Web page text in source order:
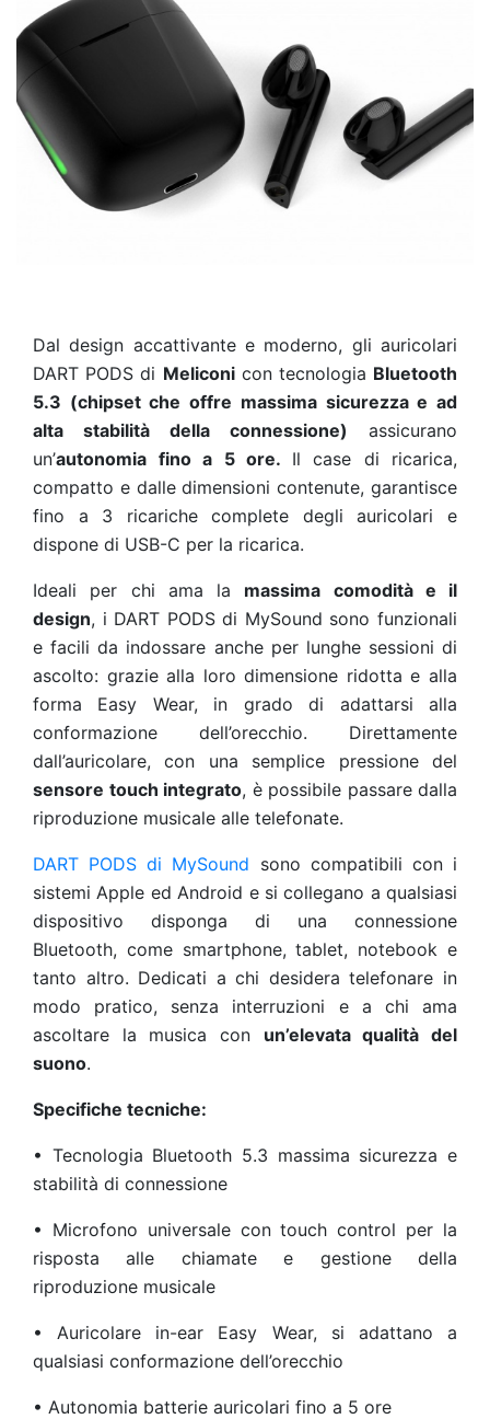
Dal design accattivante e moderno, gli auricolari
DART PODS di Meliconicon tecnologia Bluetooth
5.3 (chipset che offre massima sicurezza e ad
alta stabilità della connessione) assicurano
un’autonomia fino a 5 ore. Il case di ricarica,
compatto e dalle dimensioni contenute, garantisce
fino a 3 ricariche complete degli auricolari e
dispone di USB-C per la ricarica.
Ideali per chi ama la massima comodità e il
design, i DART PODS di MySound sono funzionali
e facili da indossare anche per lunghe sessioni di
ascolto: grazie alla loro dimensione ridotta e alla
forma Easy Wear, in grado di adattarsi alla
conformazione dell’orecchio. Direttamente
dall’auricolare, con una semplice pressione del
sensore touch integrato, è possibile passare dalla
riproduzione musicale alle telefonate.
DART PODS di MySound sono compatibili con i
sistemi Apple ed Android e si collegano a qualsiasi
dispositivo disponga di una connessione
Bluetooth, come smartphone, tablet, notebook e
tanto altro. Dedicati a chi desidera telefonare in
modo pratico, senza interruzioni e a chi ama
ascoltare la musica con un’elevata qualità del
suono.
Specifiche tecniche:
• Tecnologia Bluetooth 5.3 massima sicurezza e
stabilità di connessione
• Microfono universale con touch control per la
risposta alle chiamate e gestione della
riproduzione musicale
•Auricolare in-ear Easy Wear, si adattano a
qualsiasi conformazione dell’orecchio
• Autonomia batterie auricolari fino a 5 ore